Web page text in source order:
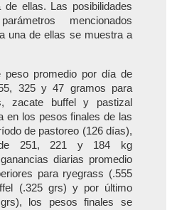
ellas. Las posibilidades
mencionados
una de ellas se muestra a
peso promedio por día de
325 y 47 gramos para
zacate buffel y pastizal
en los pesos finales de las
de pastoreo (126 días),
251, 221 y 184 kg
diarias promedio
para ryegrass (.555
(.325 grs) y por último
los pesos finales se